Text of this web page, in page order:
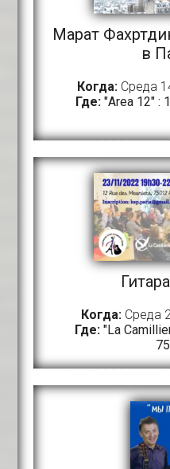
Марат
в
Когда:Среда
Где: "Area 12" :
Когда:Среда
Где: "La